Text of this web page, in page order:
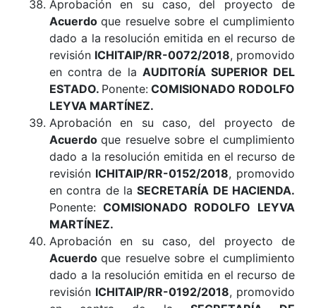
Aprobación en su caso, del proyecto de
Acuerdoque resuelve sobre el cumplimiento
dado a la resolución emitida en el recurso de
revisión ICHITAIP/RR-0072/2018, promovido
en contra de la AUDITORÍA SUPERIOR DEL
ESTADO. Ponente: COMISIONADO RODOLFO
LEYVA MARTÍNEZ.
Aprobación en su caso, del proyecto de
Acuerdoque resuelve sobre el cumplimiento
dado a la resolución emitida en el recurso de
revisión ICHITAIP/RR-0152/2018, promovido
en contra de laSECRETARÍA DE HACIENDA.
Ponente: COMISIONADO RODOLFO LEYVA
MARTÍNEZ.
Aprobación en su caso, del proyecto de
Acuerdoque resuelve sobre el cumplimiento
dado a la resolución emitida en el recurso de
revisión ICHITAIP/RR-0192/2018, promovido